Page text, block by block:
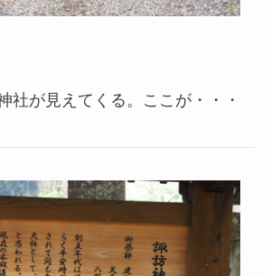
社が見えてくる。ここが・・・